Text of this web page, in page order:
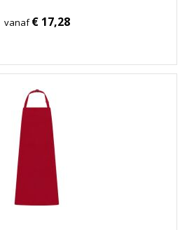
vanaf€ 17,28